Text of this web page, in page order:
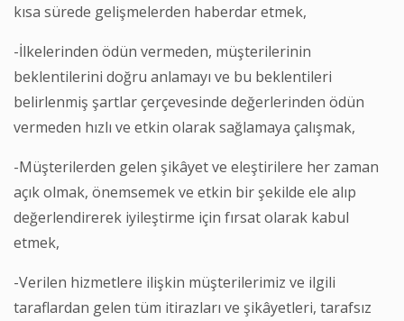
kısa sürede gelişmelerden haberdar etmek,
-İlkelerinden ödün vermeden, müşterilerinin
beklentilerini doğru anlamayı ve bu beklentileri
belirlenmiş şartlar çerçevesinde değerlerinden ödün
vermeden hızlı ve etkin olarak sağlamaya çalışmak,
-Müşterilerden gelen şikâyet ve eleştirilere her zaman
açık olmak, önemsemek ve etkin bir şekilde ele alıp
değerlendirerek iyileştirme için fırsat olarak kabul
etmek,
-Verilen hizmetlere ilişkin müşterilerimiz ve ilgili
taraflardan gelen tüm itirazları ve şikâyetleri, tarafsız